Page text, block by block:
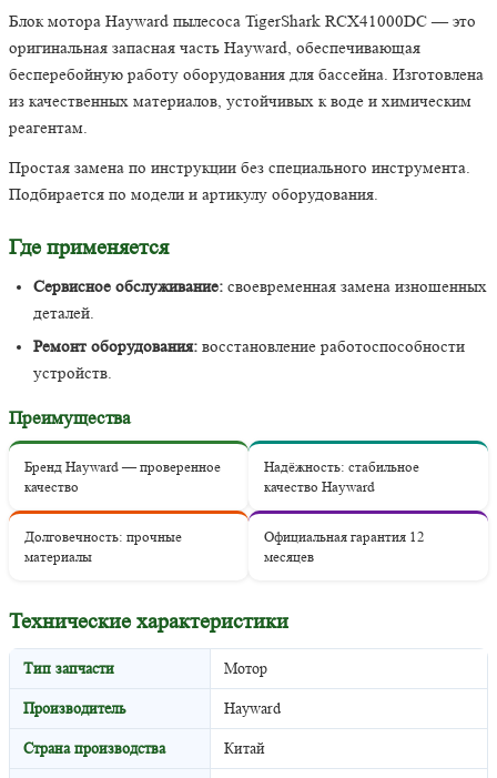
Блок мотора Hayward пылесоса TigerShark RCX41000DC — это
оригинальная запасная часть Hayward, обеспечивающая
бесперебойную работу оборудования для бассейна. Изготовлена
из качественных материалов, устойчивых к воде и химическим
реагентам.
Простая замена по инструкции без специального инструмента.
Подбирается по модели и артикулу оборудования.
Где применяется
Сервисное обслуживание: своевременная замена изношенных
деталей.
Ремонт оборудования: восстановление работоспособности
устройств.
Преимущества
Бренд Hayward — проверенное
качество
Надёжность: стабильное
качество Hayward
Долговечность: прочные
материалы
Официальная гарантия 12
месяцев
Технические характеристики
Тип запчасти Мотор
Производитель Hayward
Страна производства Китай